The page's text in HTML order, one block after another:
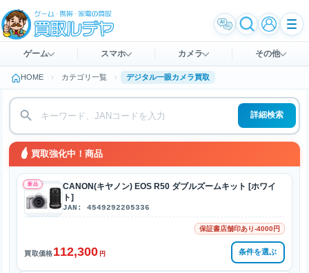
ゲーム スマホ カメラ その他
HOME カテゴリ一覧 デジタル一眼カメラ買取
詳細検索
買取強化中！商品
新品
CANON(キヤノン) EOS R50 ダブルズームキット [ホワイ
ト]
JAN: 4549292205336
保証書店舗印あり-4000円
買取価格112,300 円 条件を選ぶ